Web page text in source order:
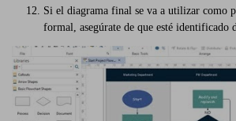
Si el diagrama final se va a utilizar como
formal, asegúrate de que esté identificado